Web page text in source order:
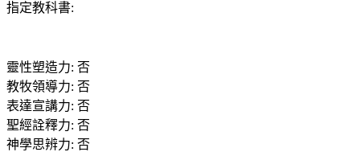
指定教科書:
靈性塑造力: 否
教牧領導力: 否
表達宣講力: 否
聖經詮釋力: 否
神學思辨力: 否